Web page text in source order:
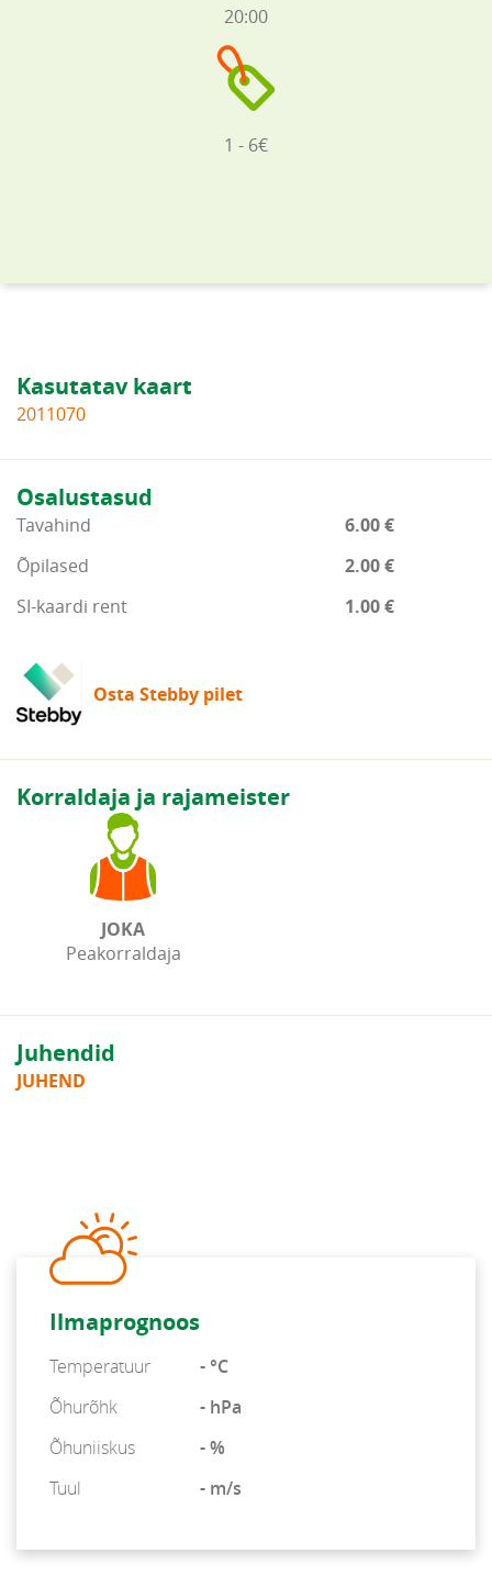
20:00
1 - 6€
Kasutatav kaart
2011070
Osalustasud
Tavahind
6.00 €
Õpilased
2.00 €
SI-kaardi rent
1.00 €
Osta Stebby pilet
Korraldaja ja rajameister
JOKA
Peakorraldaja
Juhendid
JUHEND
Ilmaprognoos
Temperatuur
- °C
Õhurõhk
- hPa
Õhuniiskus
- %
Tuul
- m/s